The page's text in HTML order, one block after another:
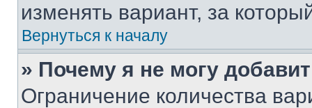
изменять вариант, за
Вернуться к началу
» Почему я не могу
Ограничение количества